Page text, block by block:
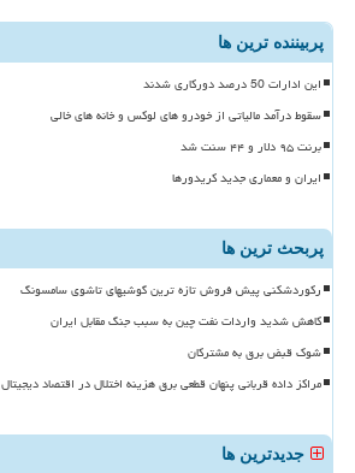
پربیننده ترین ها
این ادارات 50 درصد دورکاری شدند
سقوط درآمد مالیاتی از خودرو های لوکس و خانه های خالی
برنت ۹۵ دلار و ۴۴ سنت شد
ایران و معماری جدید کریدورها
پربحث ترین ها
رکوردشکنی پیش فروش تازه ترین گوشیهای تاشوی سامسونگ
کاهش شدید واردات نفت چین به سبب جنگ مقابل ایران
شوک قبض برق به مشترکان
مراکز داده قربانی پنهان قطعی برق هزینه اختلال در اقتصاد دیجیتال
جدیدترین ها